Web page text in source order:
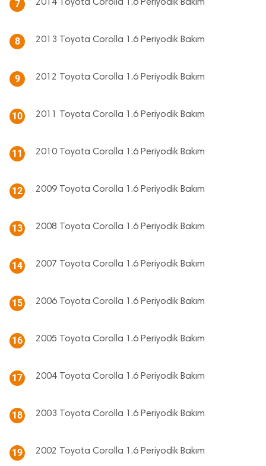
7 2014 Toyota Corolla 1.6 Periyodik Bakım
8 2013 Toyota Corolla 1.6 Periyodik Bakım
9 2012 Toyota Corolla 1.6 Periyodik Bakım
10 2011 Toyota Corolla 1.6 Periyodik Bakım
11 2010 Toyota Corolla 1.6 Periyodik Bakım
12 2009 Toyota Corolla 1.6 Periyodik Bakım
13 2008 Toyota Corolla 1.6 Periyodik Bakım
14 2007 Toyota Corolla 1.6 Periyodik Bakım
15 2006 Toyota Corolla 1.6 Periyodik Bakım
16 2005 Toyota Corolla 1.6 Periyodik Bakım
17 2004 Toyota Corolla 1.6 Periyodik Bakım
18 2003 Toyota Corolla 1.6 Periyodik Bakım
19 2002 Toyota Corolla 1.6 Periyodik Bakım